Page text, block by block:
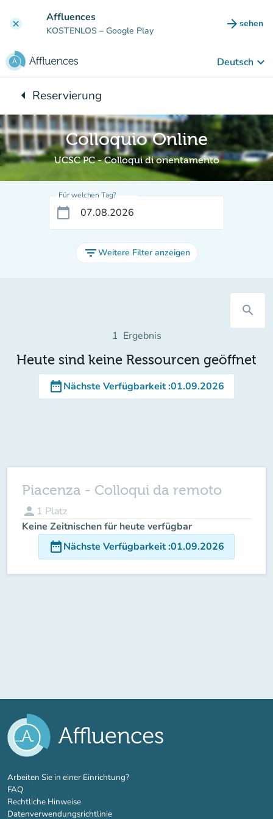
clear Affluences
KOSTENLOS – Google Play arrow_forward sehen
(new
Deutsch keyboard_arrow_down
arrow_leftZurück zu:
Reservierung
Colloquio Online
UCSC PC - Colloqui di orientamento
Für welchen Tag?
calendar_today
filter_listWeitere Filter anzeigen
search
1 Ergebnis
Heute sind keine Ressourcen geöffnet
date_rangeNächste Verfügbarkeit:01.09.2026
Piacenza - Colloqui da remoto
person 1 Platz
Keine Zeitnischen für heute verfügbar
date_rangeNächste Verfügbarkeit:01.09.2026
Arbeiten Sie in einer Einrichtung?(new tab)
FAQ
Rechtliche Hinweise
Datenverwendungsrichtlinie